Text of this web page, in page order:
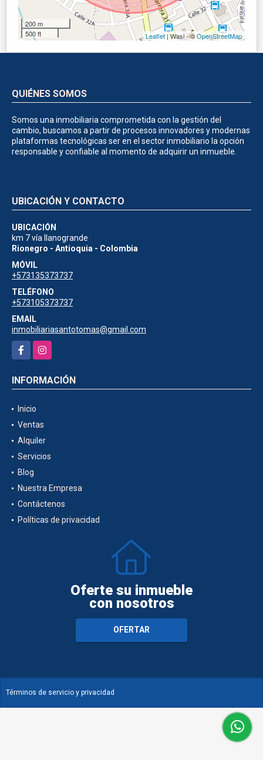
200 m
500 ft
Leaflet | Wasi - ©OpenStreetMap
QUIÉNES SOMOS
Somos una inmobiliaria comprometida con la gestión del
cambio, buscamos a partir de procesos innovadores y modernas
plataformas tecnológicas ser en el sector inmobiliario la opción
responsable y confiable al momento de adquirir un inmueble.
UBICACIÓN Y CONTACTO
UBICACIÓN
km 7 vía llanogrande
Rionegro - Antioquia - Colombia
MÓVIL
+573135373737
TELÉFONO
+573105373737
EMAIL
inmobiliariasantotomas@gmail.com
FacebookInstagram
INFORMACIÓN
Inicio
Ventas
Alquiler
Servicios
Blog
Nuestra Empresa
Contáctenos
Políticas de privacidad
Oferte su inmueble
con nosotros
OFERTAR
Términos de servicio y privacidad